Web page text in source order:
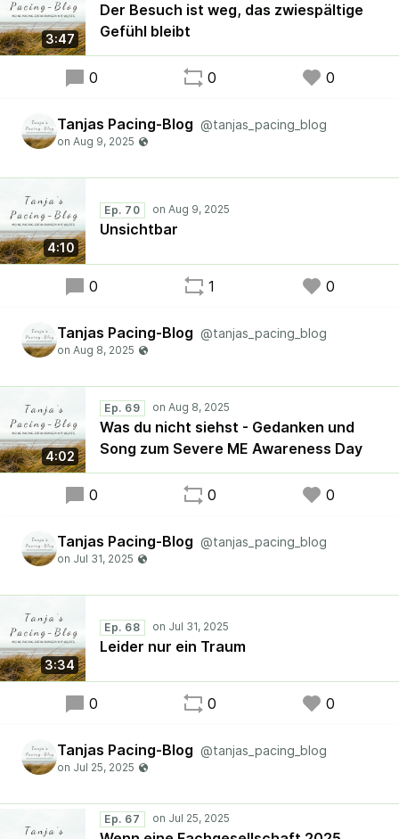
3:47
Der Besuch ist weg, das zwiespältige
Gefühl bleibt
0 0 0
Tanjas Pacing-Blog @tanjas_pacing_blog
4:10
Ep. 70
Unsichtbar
0 1 0
Tanjas Pacing-Blog @tanjas_pacing_blog
4:02
Ep. 69
Was du nicht siehst - Gedanken und
Song zum Severe ME Awareness Day
0 0 0
Tanjas Pacing-Blog @tanjas_pacing_blog
3:34
Ep. 68
Leider nur ein Traum
0 0 0
Tanjas Pacing-Blog @tanjas_pacing_blog
Ep. 67